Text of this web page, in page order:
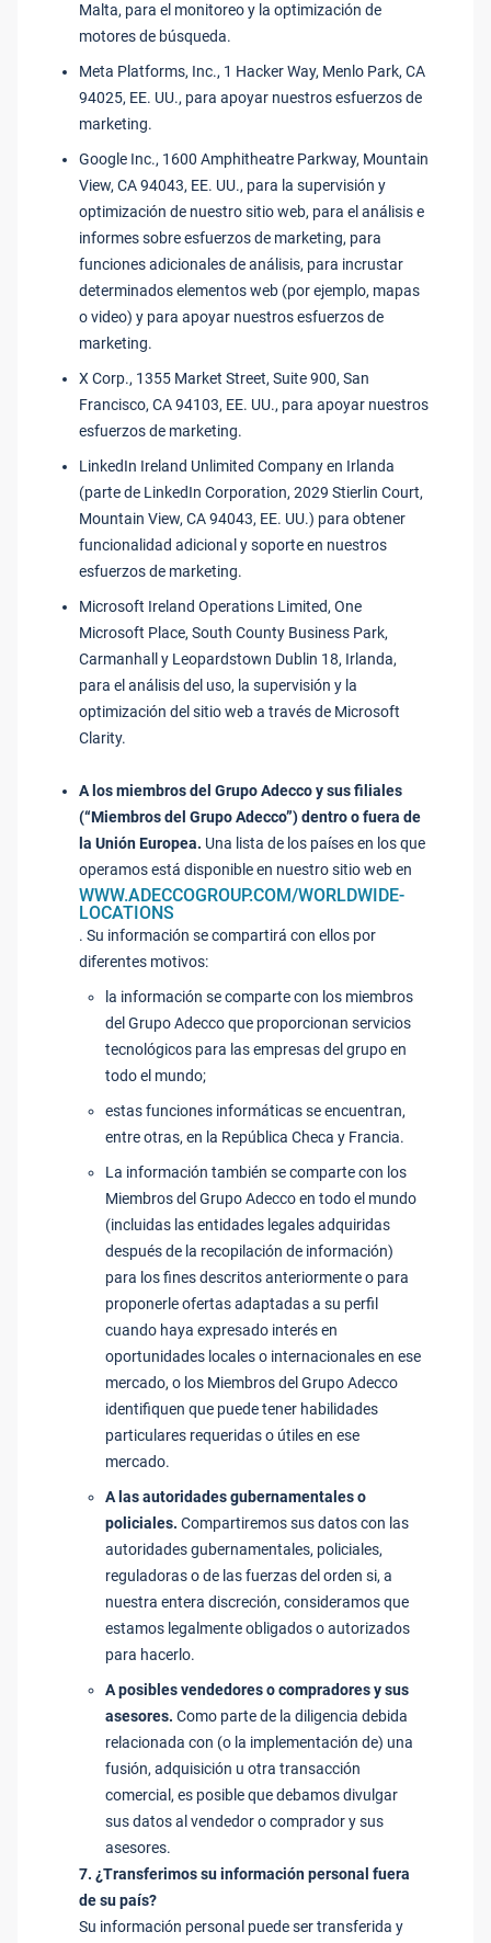
Malta, para el monitoreo y la optimización de
motores de búsqueda.
Meta Platforms, Inc., 1 Hacker Way, Menlo Park, CA
94025, EE. UU., para apoyar nuestros esfuerzos de
marketing.
Google Inc., 1600 Amphitheatre Parkway, Mountain
View, CA 94043, EE. UU., para la supervisión y
optimización de nuestro sitio web, para el análisis e
informes sobre esfuerzos de marketing, para
funciones adicionales de análisis, para incrustar
determinados elementos web (por ejemplo, mapas
o video) y para apoyar nuestros esfuerzos de
marketing.
X Corp., 1355 Market Street, Suite 900, San
Francisco, CA 94103, EE. UU., para apoyar nuestros
esfuerzos de marketing.
LinkedIn Ireland Unlimited Company en Irlanda
(parte de LinkedIn Corporation, 2029 Stierlin Court,
Mountain View, CA 94043, EE. UU.) para obtener
funcionalidad adicional y soporte en nuestros
esfuerzos de marketing.
Microsoft Ireland Operations Limited, One
Microsoft Place, South County Business Park,
Carmanhall y Leopardstown Dublin 18, Irlanda,
para el análisis del uso, la supervisión y la
optimización del sitio web a través de Microsoft
Clarity.
A los miembros del Grupo Adecco y sus filiales
(“Miembros del Grupo Adecco”) dentro o fuera de
la Unión Europea. Una lista de los países en los que
operamos está disponible en nuestro sitio web en
WWW.ADECCOGROUP.COM/WORLDWIDE-
LOCATIONS
. Su información se compartirá con ellos por
diferentes motivos:
la información se comparte con los miembros
del Grupo Adecco que proporcionan servicios
tecnológicos para las empresas del grupo en
todo el mundo;
estas funciones informáticas se encuentran,
entre otras, en la República Checa y Francia.
La información también se comparte con los
Miembros del Grupo Adecco en todo el mundo
(incluidas las entidades legales adquiridas
después de la recopilación de información)
para los fines descritos anteriormente o para
proponerle ofertas adaptadas a su perfil
cuando haya expresado interés en
oportunidades locales o internacionales en ese
mercado, o los Miembros del Grupo Adecco
identifiquen que puede tener habilidades
particulares requeridas o útiles en ese
mercado.
A las autoridades gubernamentales o
policiales. Compartiremos sus datos con las
autoridades gubernamentales, policiales,
reguladoras o de las fuerzas del orden si, a
nuestra entera discreción, consideramos que
estamos legalmente obligados o autorizados
para hacerlo.
A posibles vendedores o compradores y sus
asesores. Como parte de la diligencia debida
relacionada con (o la implementación de) una
fusión, adquisición u otra transacción
comercial, es posible que debamos divulgar
sus datos al vendedor o comprador y sus
asesores.
7. ¿Transferimos su información personal fuera
de su país?
Su información personal puede ser transferida y